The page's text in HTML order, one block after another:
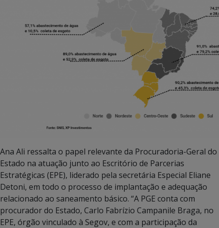
Ana Ali ressalta o papel relevante da Procuradoria-Geral do
Estado na atuação junto ao Escritório de Parcerias
Estratégicas (EPE), liderado pela secretária Especial Eliane
Detoni, em todo o processo de implantação e adequação
relacionado ao saneamento básico. “A PGE conta com
procurador do Estado, Carlo Fabrízio Campanile Braga, no
EPE, órgão vinculado à Segov, e com a participação da